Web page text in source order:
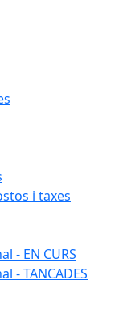
i taxes
- EN CURS
- TANCADES